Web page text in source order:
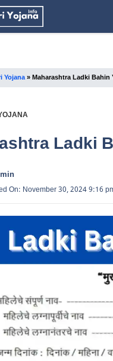
Yojana» Maharashtra Ladki Bahin
Ladki
On: November 30, 2024 9:16